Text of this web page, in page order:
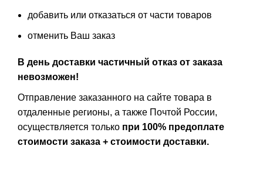
добавить или отказаться от части товаров
отменить Ваш заказ
В день доставки частичный отказ от заказа
невозможен!
Отправление заказанного на сайте товара в
отдаленные регионы, а также Почтой России,
осуществляется только при 100% предоплате
стоимости заказа + стоимости доставки.